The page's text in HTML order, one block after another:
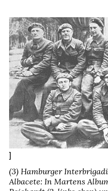
]
(3) Hamburger
Albacete: In Martens